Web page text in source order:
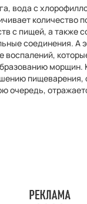
вода с
количество
с пищей, а также
соединения. А
морщин.
очередь,